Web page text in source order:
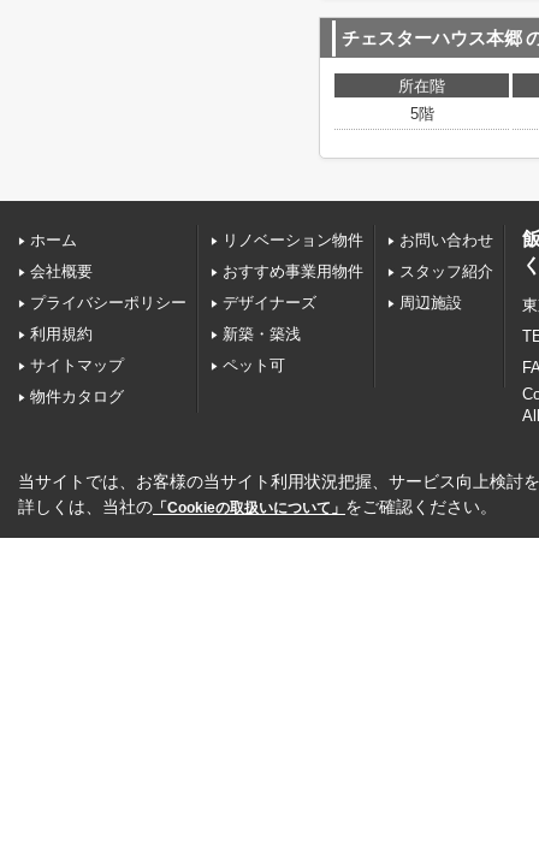
チェスターハウス本郷
所在階
5階
ホーム
会社概要
プライバシーポリシー
利用規約
サイトマップ
物件カタログ
リノベーション物件
おすすめ事業用物件
デザイナーズ
新築・築浅
ペット可
お問い合わせ
スタッフ紹介
周辺施設
当サイトでは、お客様の当サイト利用状況把握、サービス向上検討
詳しくは、当社の 「Cookieの取扱いについて」 をご確認ください。